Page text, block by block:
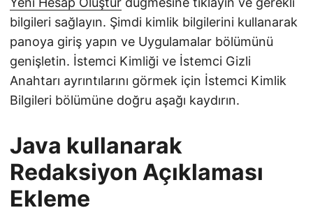
bilgileri sağlayın. Şimdi kimlik bilgilerini kullanarak
panoya giriş yapın ve Uygulamalar bölümünü
genişletin. İstemci Kimliği ve İstemci Gizli
Anahtarı ayrıntılarını görmek için İstemci Kimlik
Bilgileri bölümüne doğru aşağı kaydırın.
Java kullanarak
Redaksiyon Açıklaması
Ekleme